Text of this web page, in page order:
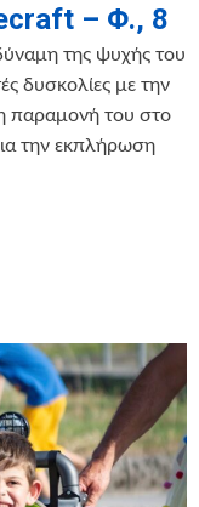
– Φ., 8
της ψυχής του
δυσκολίες με την
παραμονή του στο
την εκπλήρωση